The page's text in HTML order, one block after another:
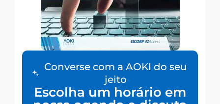
Converse com a AOKI do seu
jeito
Escolha um horário em